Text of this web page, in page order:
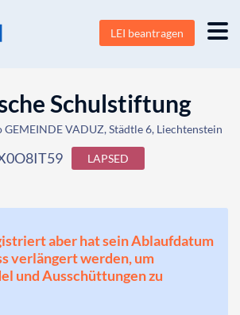
LEI beantragen
Schulstiftung
GEMEINDE VADUZ, Städtle 6, Liechtenstein
LAPSED
aber hat sein Ablaufdatum
verlängert werden, um
und Ausschüttungen zu